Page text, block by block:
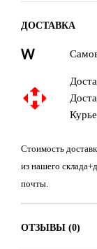
ДОСТАВКА
Стоимость
из нашего
почты.
ОТЗЫВЫ (0)